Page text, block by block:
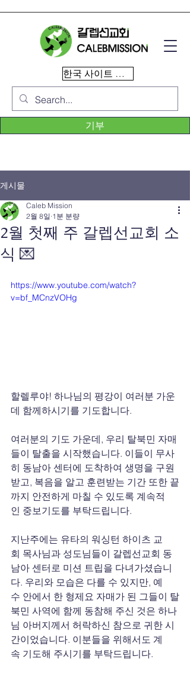
한국 사이트 이동
기부
게시물
2월 첫째 주 갈렙선교회 소
식 💌
Caleb Mission
2월 8일 1분 분량
https://www.youtube.com/watch?
v=bf_MCnzVOHg
할렐루야! 하나님의 평강이 여러분 가운
데 함께하시기를 기도합니다.
여러분의 기도 가운데, 우리 탈북민 자매
들이 탈출을 시작했습니다. 이들이 무사
히 동남아 센터에 도착하여 생명을 구원
받고, 복음을 알고 훈련받는 기간 또한 끝
까지 안전하게 마칠 수 있도록 계속적
인 중보기도를 부탁드립니다.
지난주에는 유타의 워싱턴 하이츠 교
회 목사님과 성도님들이 갈렙선교회 동
남아 센터로 미션 트립을 다녀가셨습니
다. 우리와 모습은 다를 수 있지만, 예
수 안에서 한 형제요 자매가 된 그들이 탈
북민 사역에 함께 동참해 주신 것은 하나
님 아버지께서 허락하신 참으로 귀한 시
간이었습니다. 이분들을 위해서도 계
속 기도해 주시기를 부탁드립니다.